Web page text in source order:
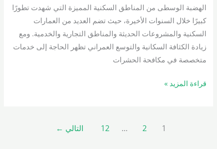
الهضبة الوسطى من المناطق السكنية المميزة التي شهدت تطورًا
كبيرًا خلال السنوات الأخيرة، حيث تضم العديد من العمارات
السكنية والمشروعات الحديثة والمناطق التجارية والخدمية. ومع
زيادة الكثافة السكانية والتوسع العمراني تظهر الحاجة إلى خدمات
متخصصة في مكافحة الحشرات
قراءة المزيد »
1
2
…
12 التالي ←